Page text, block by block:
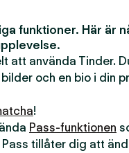
funktioner. Här är
att använda Tinder.
och en bio i din
!
Pass-funktionen
Pass tillåter dig att